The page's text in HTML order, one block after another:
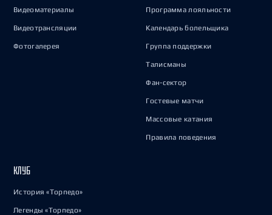
Видеоматериалы
Видеотрансляции
Фотогалерея
Программа лояльности
Календарь болельщика
Группа поддержки
Талисманы
Фан-сектор
Гостевые матчи
Массовые катания
Правила поведения
КЛУБ
История «Торпедо»
Легенды «Торпедо»